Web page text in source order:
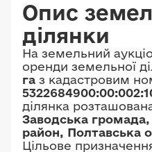
Опис
ділянки
На земельний
оренди земельної
га з кадастровим
ділянка
Заводська
район, Полтавська
Цільове